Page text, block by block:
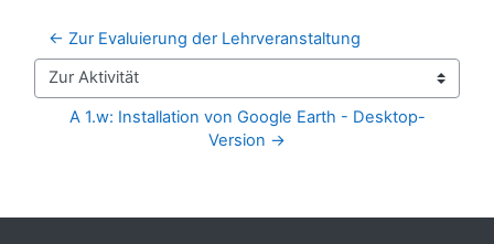
← Zur Evaluierung der Lehrveranstaltung
Zur Aktivität
A 1.w: Installation von Google Earth - Desktop-
Version →
Ergänzungsblöcke